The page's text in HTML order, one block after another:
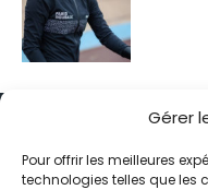
Gérer
Pour offrir les meilleures
technologies telles que les